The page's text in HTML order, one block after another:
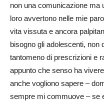
non una comunicazione ma
loro avvertono nelle mie
vita vissuta e ancora
bisogno gli adolescenti, non
tantomeno di prescrizioni e
appunto che senso ha
anche vogliono sapere –
sempre mi commuove – se